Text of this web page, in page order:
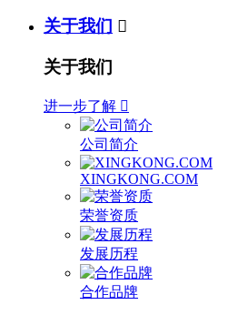
关于我们 
关于我们
进一步了解 
公司简介
XINGKONG.COM
荣誉资质
发展历程
合作品牌